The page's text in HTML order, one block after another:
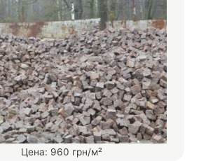
Цена: 960 грн/м²